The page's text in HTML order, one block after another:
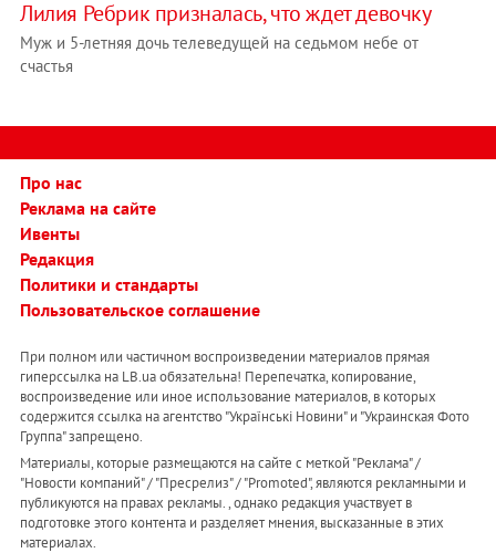
Лилия Ребрик призналась, что ждет девочку
Муж и 5-летняя дочь телеведущей на седьмом небе от
счастья
Про нас
Реклама на сайте
Ивенты
Редакция
Политики и стандарты
Пользовательское соглашение
При полном или частичном воспроизведении материалов прямая
гиперссылка на LB.ua обязательна! Перепечатка, копирование,
воспроизведение или иное использование материалов, в которых
содержится ссылка на агентство "Українськi Новини" и "Украинская Фото
Группа" запрещено.
Материалы, которые размещаются на сайте с меткой "Реклама" /
"Новости компаний" / "Пресрелиз" / "Promoted", являются рекламными и
публикуются на правах рекламы. , однако редакция участвует в
подготовке этого контента и разделяет мнения, высказанные в этих
материалах.